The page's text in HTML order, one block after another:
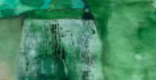
* Champ obligatoire
J'accepte lestermes et conditions
* Champ obligatoire